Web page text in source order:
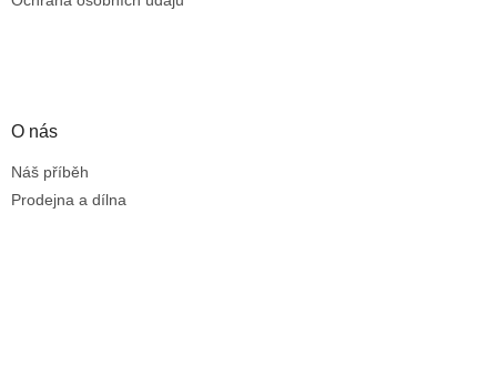
O nás
Náš příběh
Prodejna a dílna